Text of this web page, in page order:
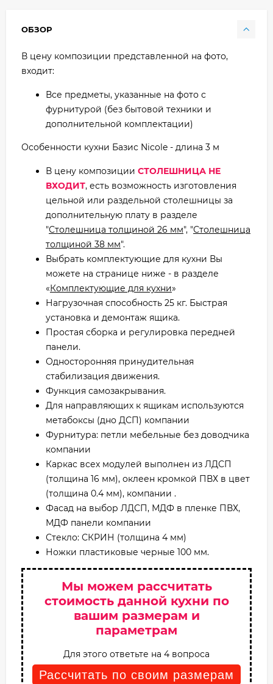
ОБЗОР
В цену композиции представленной на фото,
входит:
Все предметы, указанные на фото с
фурнитурой (без бытовой техники и
дополнительной комплектации)
Особенности кухни Базис Nicole - длина 3 м
В цену композиции СТОЛЕШНИЦА НЕ
ВХОДИТ, есть возможность изготовления
цельной или раздельной столешницы за
дополнительную плату в разделе
"Столешница толщиной 26 мм", "Столешница
толщиной 38 мм".
Выбрать комплектующие для кухни Вы
можете на странице ниже - в разделе
«Комплектующие для кухни»
Нагрузочная способность 25 кг. Быстрая
установка и демонтаж ящика.
Простая сборка и регулировка передней
панели.
Односторонняя принудительная
стабилизация движения.
Функция самозакрывания.
Для направляющих к ящикам используются
метабоксы (дно ДСП) компании
Фурнитура: петли мебельные без доводчика
компании
Каркас всех модулей выполнен из ЛДСП
(толщина 16 мм), оклеен кромкой ПВХ в цвет
(толщина 0.4 мм), компании .
Фасад на выбор ЛДСП, МДФ в пленке ПВХ,
МДФ панели компании
Стекло: СКРИН (толщина 4 мм)
Ножки пластиковые черные 100 мм.
Мы можем рассчитать
стоимость данной кухни по
вашим размерам и
параметрам
Для этого ответьте на 4 вопроса
Рассчитать по своим размерам